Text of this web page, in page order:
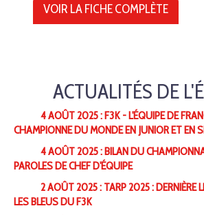
VOIR LA FICHE COMPLÈTE
ACTUALITÉS DE
4 AOÛT 2025 : F3K - L'ÉQUIPE DE
CHAMPIONNE DU MONDE EN JUNIOR ET EN
4 AOÛT 2025 : BILAN DU
PAROLES DE CHEF D'ÉQUIPE
2 AOÛT 2025 : TARP 2025 : DERNIÈRE
LES BLEUS DU F3K